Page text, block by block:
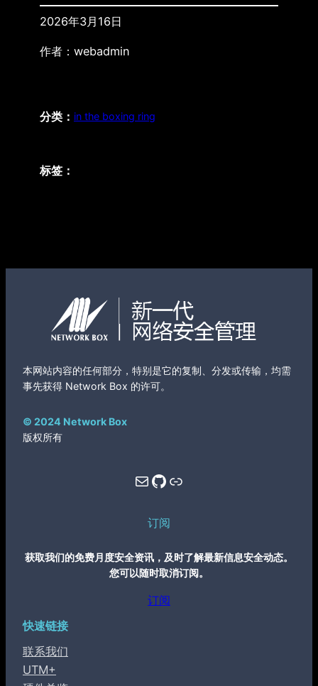
2026年3月16日
作者： webadmin
分类： in the boxing ring
标签：
本网站内容的任何部分，特别是它的复制、分发或传输，均需
事先获得 Network Box 的许可。
© 2024 Network Box
版权所有
Mail GitHub Link
订阅
获取我们的免费月度安全资讯，及时了解最新信息安全动态。
您可以随时取消订阅。
订阅
快速链接
联系我们
UTM+